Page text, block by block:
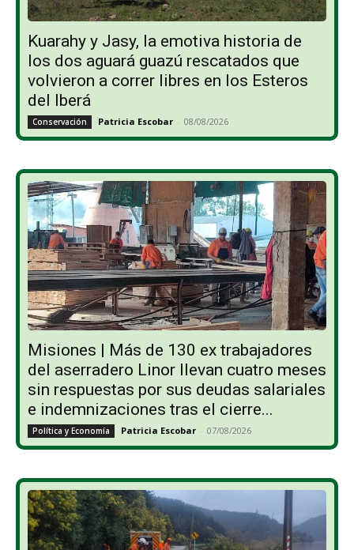
Kuarahy y Jasy, la emotiva historia de
los dos aguará guazú rescatados que
volvieron a correr libres en los Esteros
del Iberá
Conservación Patricia Escobar - 08/08/2026
Misiones | Más de 130 ex trabajadores
del aserradero Linor llevan cuatro meses
sin respuestas por sus deudas salariales
e indemnizaciones tras el cierre...
Política y Economía Patricia Escobar - 07/08/2026